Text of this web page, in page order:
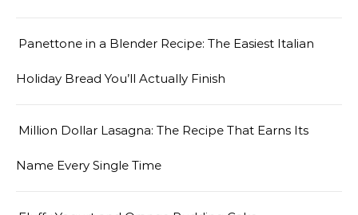
Panettone in a Blender Recipe: The Easiest Italian
Holiday Bread You’ll Actually Finish
Million Dollar Lasagna: The Recipe That Earns Its
Name Every Single Time